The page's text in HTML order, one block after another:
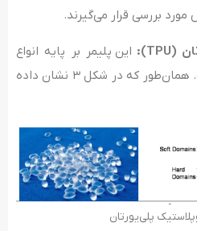
TPU
): این پلیمر بر پایه انواع
پلی‌اتر یا پلی‌استر یورتان است. همان‌طور که در شکل ۳ نشان داده